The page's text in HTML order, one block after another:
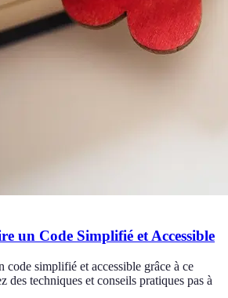
un Code Simplifié et Accessible
code simplifié et accessible grâce à ce
des techniques et conseils pratiques pas à